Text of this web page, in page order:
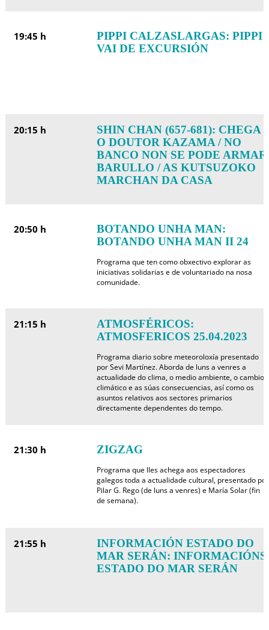
19:45 h
PIPPI CALZASLARGAS: PIPPI
VAI DE EXCURSIÓN
20:15 h
SHIN CHAN (657-681): CHEGA
O DOUTOR KAZAMA / NO
BANCO NON SE PODE ARMAR
BARULLO / AS KUTSUZOKO
MARCHAN DA CASA
20:50 h
BOTANDO UNHA MAN:
BOTANDO UNHA MAN II 24
Programa que ten como obxectivo explorar as
iniciativas solidarias e de voluntariado na nosa
comunidade.
21:15 h
ATMOSFÉRICOS:
ATMOSFERICOS 25.04.2023
Programa diario sobre meteoroloxía presentado
por Sevi Martínez. Aborda de luns a venres a
actualidade do clima, o medio ambiente, o cambio
climático e as súas consecuencias, así como os
asuntos relativos aos sectores primarios
directamente dependentes do tempo.
21:30 h ZIGZAG
Programa que lles achega aos espectadores
galegos toda a actualidade cultural, presentado por
Pilar G. Rego (de luns a venres) e María Solar (fin
de semana).
21:55 h
INFORMACIÓN ESTADO DO
MAR SERÁN: INFORMACIÓNS
ESTADO DO MAR SERÁN